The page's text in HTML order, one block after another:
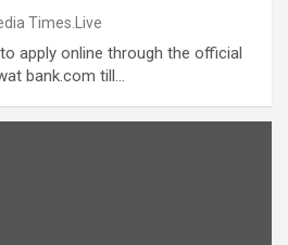
Times.Live
apply online through the official
bank.com till…